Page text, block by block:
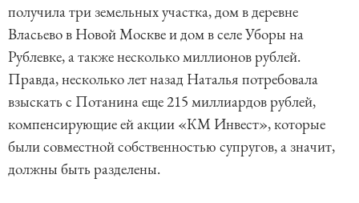
получила три земельных участка, дом в деревне
Власьево в Новой Москве и дом в селе Уборы на
Рублевке, а также несколько миллионов рублей.
Правда, несколько лет назад Наталья потребовала
взыскать с Потанина еще 215 миллиардов рублей,
компенсирующие ей акции «КМ Инвест», которые
были совместной собственностью супругов, а значит,
должны быть разделены.